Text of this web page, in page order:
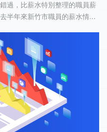
歷，有 13 人認為這份工作「